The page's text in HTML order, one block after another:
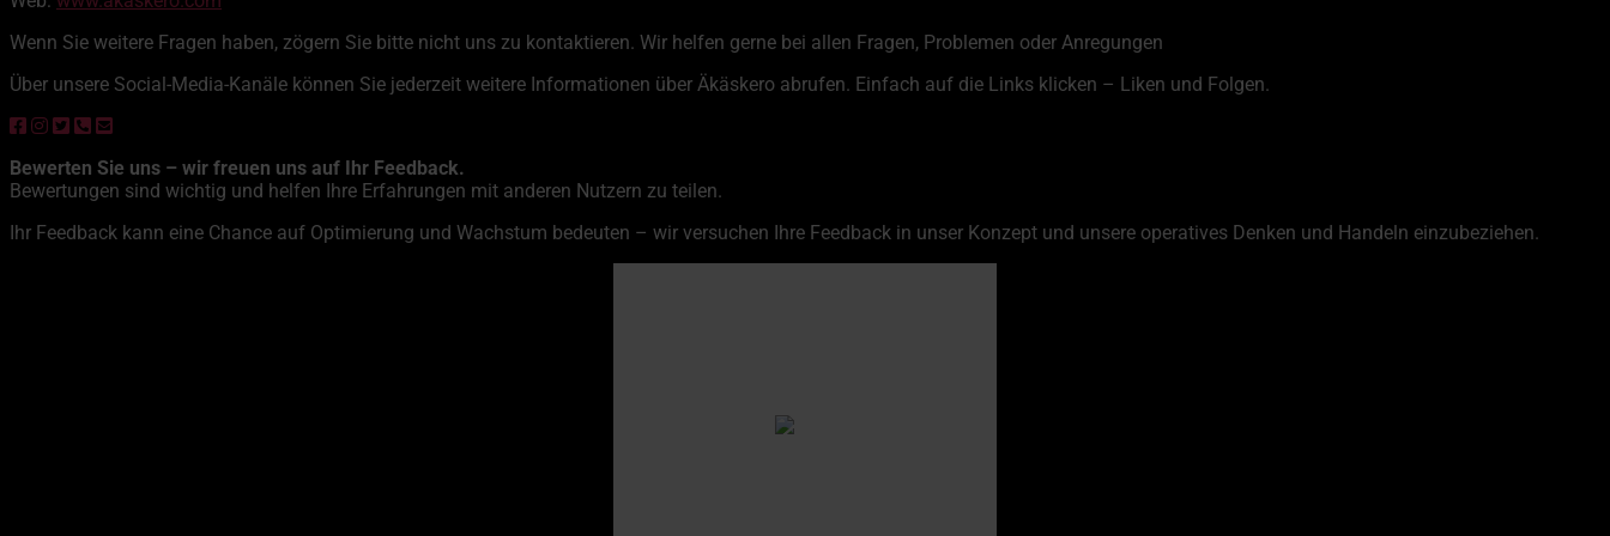
Wenn Sie weitere Fragen haben, zögern Sie bitte nicht uns zu kontaktieren. Wir helfen gerne bei allen Fragen, Problemen oder Anregungen
Über unsere Social-Media-Kanäle können Sie jederzeit weitere Informationen über Äkäskero abrufen. Einfach auf die Links klicken – Liken und Folgen.
Bewerten Sie uns – wir freuen uns auf Ihr Feedback.
Bewertungen sind wichtig und helfen Ihre Erfahrungen mit anderen Nutzern zu teilen.
Ihr Feedback kann eine Chance auf Optimierung und Wachstum bedeuten – wir versuchen Ihre Feedback in unser Konzept und unsere operatives Denken und Handeln einzubeziehen.